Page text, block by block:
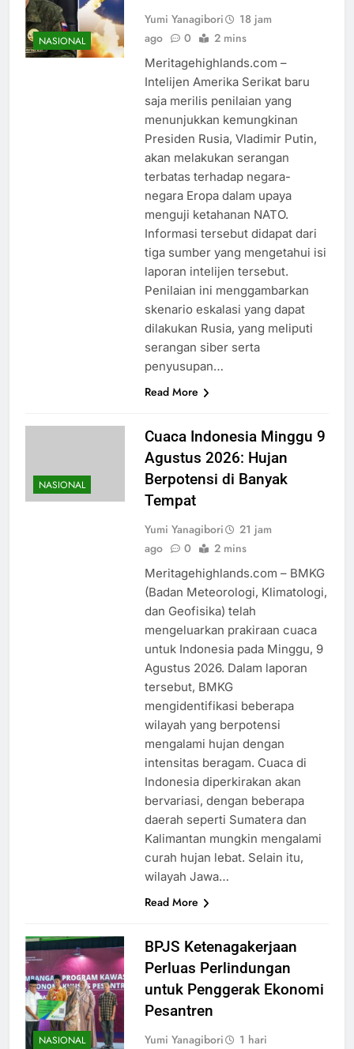
NASIONAL
Yumi Yanagibori
18 jam
ago
0 2 mins
Meritagehighlands.com –
Intelijen Amerika Serikat baru
saja merilis penilaian yang
menunjukkan kemungkinan
Presiden Rusia, Vladimir Putin,
akan melakukan serangan
terbatas terhadap negara-
negara Eropa dalam upaya
menguji ketahanan NATO.
Informasi tersebut didapat dari
tiga sumber yang mengetahui isi
laporan intelijen tersebut.
Penilaian ini menggambarkan
skenario eskalasi yang dapat
dilakukan Rusia, yang meliputi
serangan siber serta
penyusupan…
Read More
NASIONAL
Cuaca Indonesia Minggu 9
Agustus 2026: Hujan
Berpotensi di Banyak
Tempat
Yumi Yanagibori
21 jam
ago
0 2 mins
Meritagehighlands.com – BMKG
(Badan Meteorologi, Klimatologi,
dan Geofisika) telah
mengeluarkan prakiraan cuaca
untuk Indonesia pada Minggu, 9
Agustus 2026. Dalam laporan
tersebut, BMKG
mengidentifikasi beberapa
wilayah yang berpotensi
mengalami hujan dengan
intensitas beragam. Cuaca di
Indonesia diperkirakan akan
bervariasi, dengan beberapa
daerah seperti Sumatera dan
Kalimantan mungkin mengalami
curah hujan lebat. Selain itu,
wilayah Jawa…
Read More
NASIONAL
BPJS Ketenagakerjaan
Perluas Perlindungan
untuk Penggerak Ekonomi
Pesantren
Yumi Yanagibori
1 hari